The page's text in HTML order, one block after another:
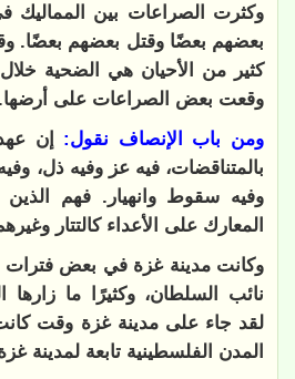
وكثرت الصراعات بين المماليك
بعضهم بعضًا وقتل بعضهم بعضًا.
كثير من الأحيان هي الضحية
وقعت بعض الصراعات على أرضها.
ومن باب الإنصاف نقول: إن
بالمتناقضات، فيه عز وفيه ذل،
وفيه سقوط وانهيار. فهم
المعارك على الأعداء كالتتار
وكانت مدينة غزة في بعض فترات
نائب السلطان، وكثيرًا ما
لقد جاء على مدينة غزة وقت
المدن الفلسطينية تابعة لمدينة